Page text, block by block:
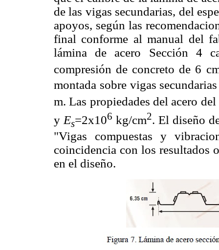
de las vigas secundarias, del
apoyos, según las
final conforme al manual del
lámina de acero Sección 4
compresión de concreto de 6
montada sobre vigas
m. Las propiedades del acero
y Es=2x106 kg/cm2. El diseño
"Vigas compuestas y
coincidencia con los resultados
en el diseño.